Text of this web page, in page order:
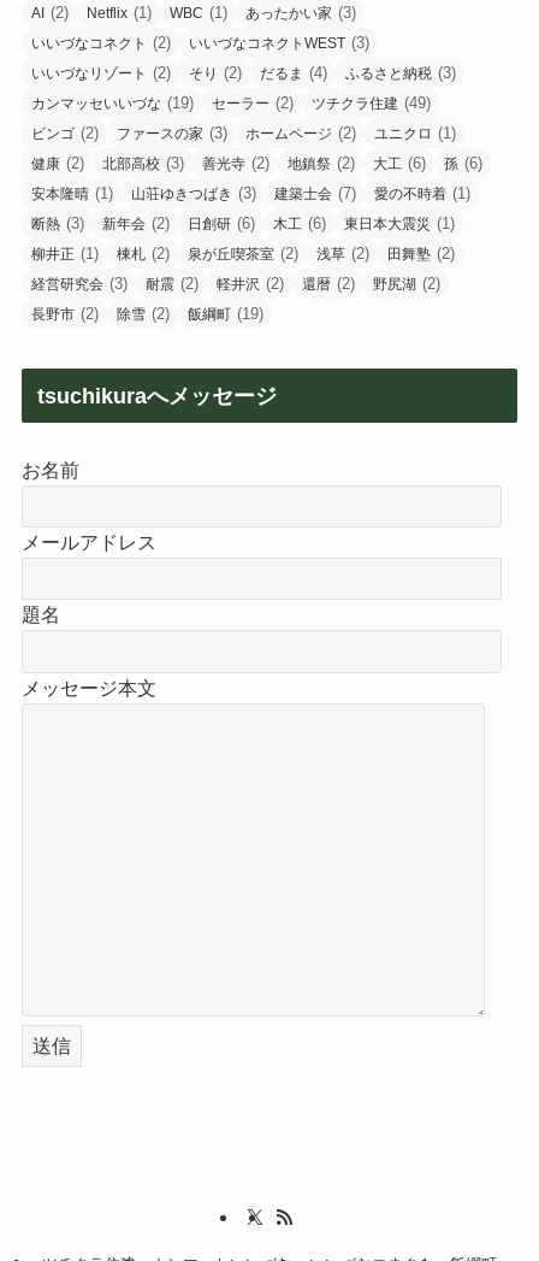
AI (2) Netflix (1) WBC (1) あったかい家 (3)
いいづなコネクト (2) いいづなコネクトWEST (3)
いいづなリゾート (2) そり (2) だるま (4) ふるさと納税 (3)
カンマッセいいづな (19) セーラー (2) ツチクラ住建 (49)
ビンゴ (2) ファースの家 (3) ホームページ (2) ユニクロ (1)
健康 (2) 北部高校 (3) 善光寺 (2) 地鎮祭 (2) 大工 (6) 孫 (6)
安本隆晴 (1) 山荘ゆきつばき (3) 建築士会 (7) 愛の不時着 (1)
断熱 (3) 新年会 (2) 日創研 (6) 木工 (6) 東日本大震災 (1)
柳井正 (1) 棟札 (2) 泉が丘喫茶室 (2) 浅草 (2) 田舞塾 (2)
経営研究会 (3) 耐震 (2) 軽井沢 (2) 還暦 (2) 野尻湖 (2)
長野市 (2) 除雪 (2) 飯綱町 (19)
tsuchikuraへメッセージ
お名前
メールアドレス
題名
メッセージ本文